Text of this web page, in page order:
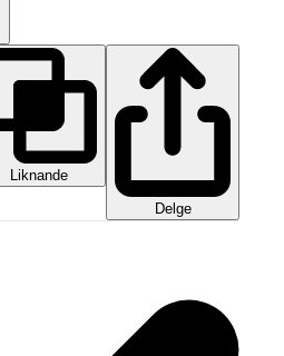
Liknande
Delge